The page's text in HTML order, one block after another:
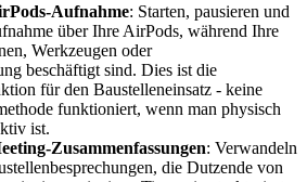
Aufnahme: Starten, pausieren und
über Ihre AirPods, während Ihre
Werkzeugen oder
beschäftigt sind. Dies ist die
für den Baustelleneinsatz - keine
funktioniert, wenn man physisch
ist.
Zusammenfassungen: Verwandeln
die Dutzende von